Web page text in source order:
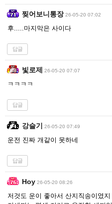
찢어보니통장 26-05-20 07:02
후.....마지막은 사이다
답글
빛로제 26-05-20 07:07
ㅋㅋㅋㅋ
답글
강슬기 26-05-20 07:49
운전 진짜 개같이 못하네
답글
Hoy 26-05-20 08:26
저것도 운이 좋아서 산지직송이였지